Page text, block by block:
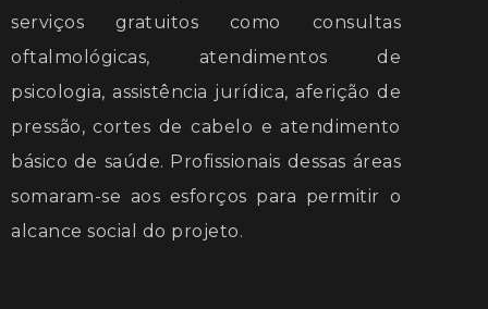
serviços gratuitos como consultas
oftalmológicas, atendimentos de
psicologia, assistência jurídica, aferição de
pressão, cortes de cabelo e atendimento
básico de saúde. Profissionais dessas áreas
somaram-se aos esforços para permitir o
alcance social do projeto.